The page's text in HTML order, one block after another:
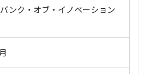
ンク・オブ・イノベーション